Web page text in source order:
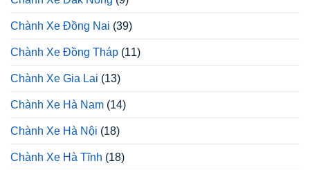
Chành Xe Đồng Nai (39)
Chành Xe Đồng Tháp (11)
Chành Xe Gia Lai (13)
Chành Xe Hà Nam (14)
Chành Xe Hà Nội (18)
Chành Xe Hà Tĩnh (18)